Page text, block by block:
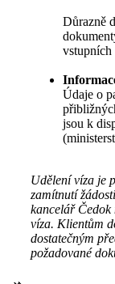
Důrazně
Údaje o
jsou k
Udělení víza je
zamítnutí
kancelář Čedok
víza. Klientům
dostatečným
požadované